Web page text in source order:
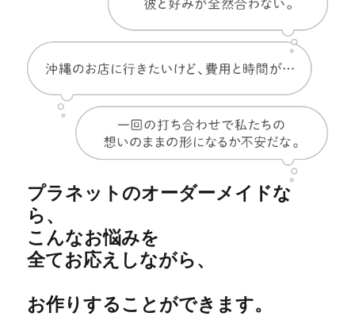
プラネットのオーダーメイドな
ら、
こんなお悩みを
全てお応えしながら、
お作りすることができます。